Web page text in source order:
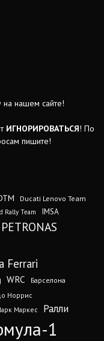
нашем сайте!
ИГНОРИРОВАТЬСЯ! По
пишите!
Ducati Lenovo Team
Rally Team IMSA
Ferrari
WRC
Барселона
Норрис
Маркес Ралли
1